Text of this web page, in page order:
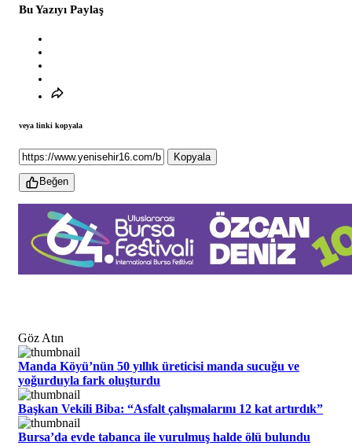
Bu Yazıyı Paylaş
veya linki kopyala
Kopyala
Beğen
Göz Atın
Manda Köyü’nün 50 yıllık üreticisi manda sucuğu ve
yoğurduyla fark oluşturdu
Başkan Vekili Biba: “Asfalt çalışmalarını 12 kat artırdık”
Bursa’da evde tabanca ile vurulmuş halde ölü bulundu